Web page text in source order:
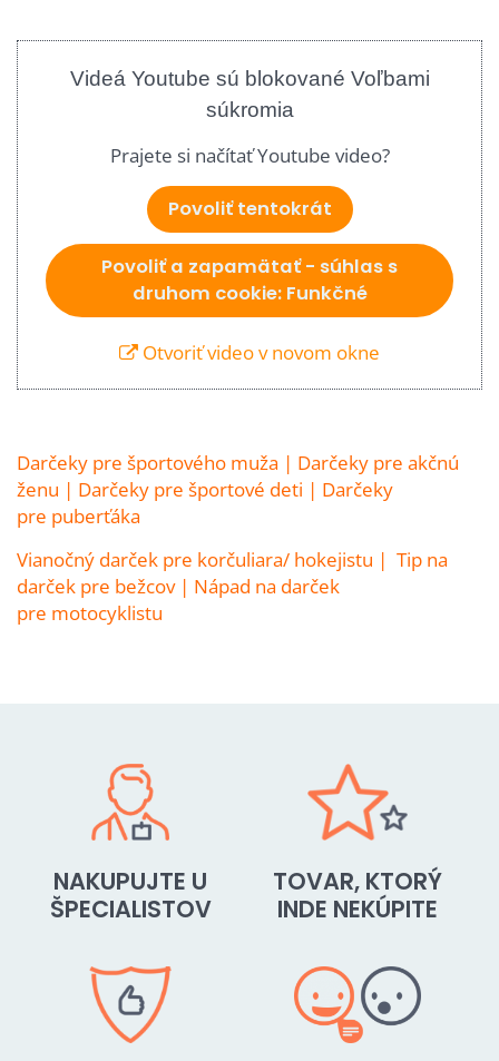
Videá Youtube sú blokované Voľbami
súkromia
Prajete si načítať Youtube video?
Povoliť tentokrát
Povoliť a zapamätať - súhlas s
druhom cookie: Funkčné
Otvoriť video v novom okne
Darčeky pre športového muža | Darčeky pre akčnú
ženu | Darčeky pre športové deti | Darčeky
pre puberťáka
Vianočný darček pre korčuliara/ hokejistu | Tip na
darček pre bežcov| Nápad na darček
pre motocyklistu
NAKUPUJTE U
ŠPECIALISTOV
TOVAR, KTORÝ
INDE NEKÚPITE